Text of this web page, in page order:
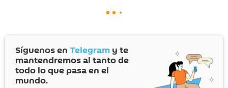
Síguenos en Telegram y te
mantendremos al tanto de
todo lo que pasa en el
mundo.